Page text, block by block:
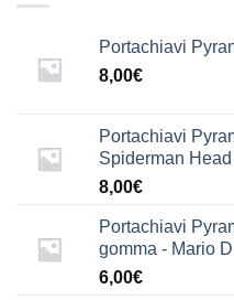
Portachiavi
8,00€
Portachiavi
Spiderman Head
8,00€
Portachiavi
gomma - Mario
6,00€